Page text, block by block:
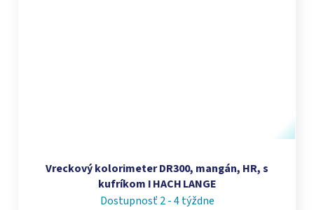
Vreckový kolorimeter DR300, mangán, HR, s
kufríkom I HACH LANGE
Dostupnosť 2 - 4 týždne